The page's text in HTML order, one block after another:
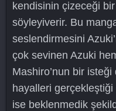
kendisinin çizeceği
söyleyiverir. Bu
seslendirmesini
çok sevinen Azuki
Mashiro’nun bir
hayalleri
ise beklenmedik